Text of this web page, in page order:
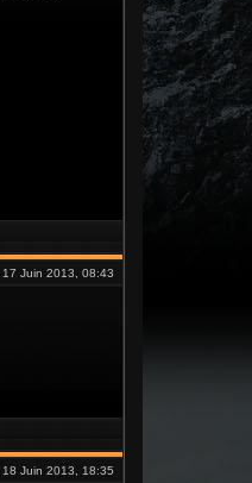
17 Juin 2013, 08:43
18 Juin 2013, 18:35